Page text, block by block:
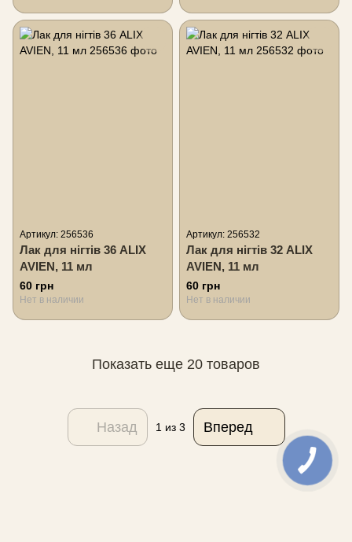
Артикул: 256536
Лак для нігтів 36 ALIX
AVIEN, 11 мл
60 грн
Нет в наличии
Артикул: 256532
Лак для нігтів 32 ALIX
AVIEN, 11 мл
60 грн
Нет в наличии
Показать еще 20 товаров
Назад 1из 3 Вперед